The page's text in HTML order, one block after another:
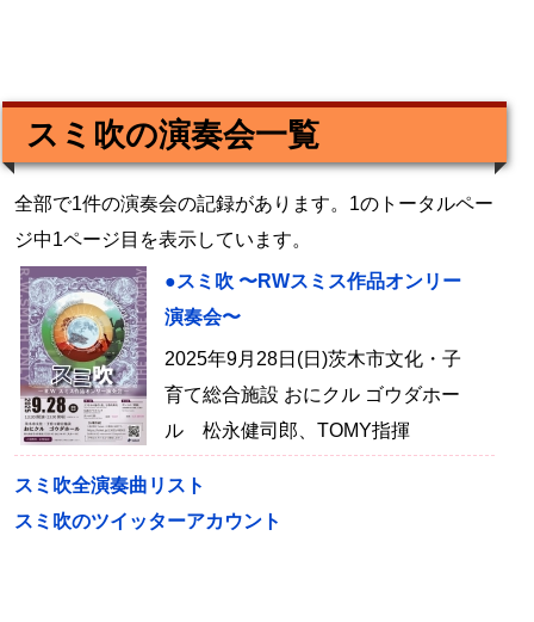
スミ吹の演奏会一覧
全部で1件の演奏会の記録があります。1のトータルペー
ジ中1ページ目を表示しています。
●スミ吹 〜RWスミス作品オンリー
演奏会〜
2025年9月28日(日)茨木市文化・子
育て総合施設 おにクル ゴウダホー
ル 松永健司郎、TOMY指揮
スミ吹全演奏曲リスト
スミ吹のツイッターアカウント